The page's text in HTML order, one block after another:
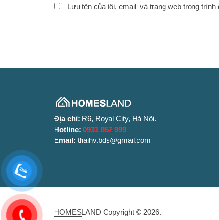
Lưu tên của tôi, email, và trang web trong
Địa chỉ: R6, Royal City, Hà Nội.
Hotline: 0931 857 999
Email: thaihv.bds@gmail.com
HOMESLAND Copyright © 2026.